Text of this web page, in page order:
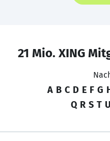
21 Mio. XING
A B C D E F G
Q R S T U